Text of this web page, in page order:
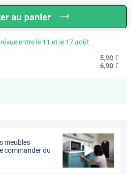
au panier
entre le 11 et le 17 août
5,90€
6,90€
meubles
commander du